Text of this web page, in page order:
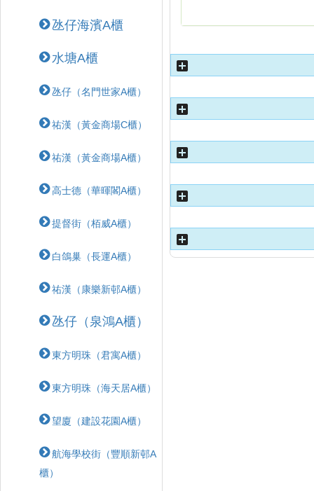
氹仔海濱A櫃
水塘A櫃
氹仔（名門世家A櫃）
祐漢（黃金商場C櫃）
祐漢（黃金商場A櫃）
高士德（華暉閣A櫃）
提督街（栢威A櫃）
白鴿巢（長運A櫃）
祐漢（康樂新邨A櫃）
氹仔（泉鴻A櫃）
東方明珠（君寓A櫃）
東方明珠（海天居A櫃）
望廈（建設花園A櫃）
航海學校街（豐順新邨A
櫃）